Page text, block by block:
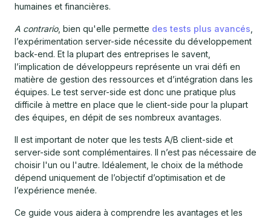
humaines et financières.
A contrario, bien qu'elle permette des tests plus avancés
l’expérimentation server-side nécessite du développement
back-end. Et la plupart des entreprises le savent,
l’implication de développeurs représente un vrai défi en
matière de gestion des ressources et d’intégration dans les
équipes. Le test server-side est donc une pratique plus
difficile à mettre en place que le client-side pour la plupart
des équipes, en dépit de ses nombreux avantages.
Il est important de noter que les tests A/B client-side et
server-side sont complémentaires. Il n’est pas nécessaire de
choisir l'un ou l'autre. Idéalement, le choix de la méthode
dépend uniquement de l’objectif d’optimisation et de
l’expérience menée.
Ce guide vous aidera à comprendre les avantages et les